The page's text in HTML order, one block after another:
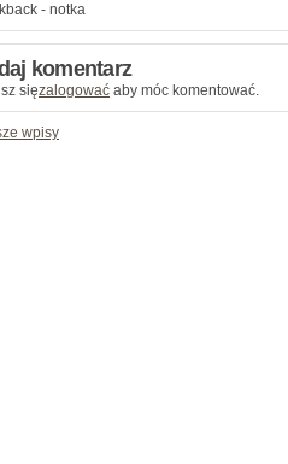
- notka
komentarz
sięzalogować aby móc komentować.
wpisy